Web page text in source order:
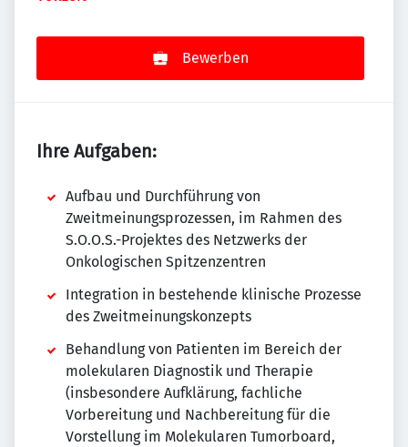
Bewerben
Ihre Aufgaben:
Aufbau und Durchführung von
Zweitmeinungsprozessen, im Rahmen des
S.O.O.S.-Projektes des Netzwerks der
Onkologischen Spitzenzentren
Integration in bestehende klinische Prozesse
des Zweitmeinungskonzepts
Behandlung von Patienten im Bereich der
molekularen Diagnostik und Therapie
(insbesondere Aufklärung, fachliche
Vorbereitung und Nachbereitung für die
Vorstellung im Molekularen Tumorboard,